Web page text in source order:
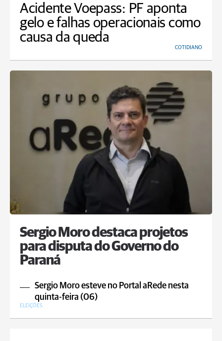
Acidente Voepass: PF aponta
gelo e falhas operacionais como
causa da queda
COTIDIANO
Sergio Moro destaca projetos
para disputa do Governo do
Paraná
Sergio Moro esteve no Portal aRede nesta
quinta-feira (06)
ELEIÇÕES